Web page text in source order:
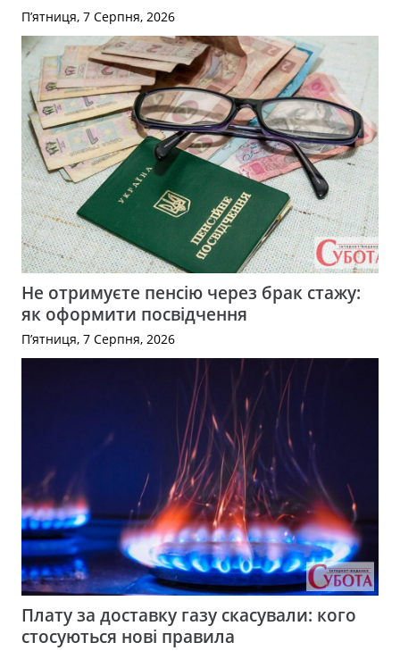
П’ятниця, 7 Серпня, 2026
Не отримуєте пенсію через брак стажу:
як оформити посвідчення
П’ятниця, 7 Серпня, 2026
Плату за доставку газу скасували: кого
стосуються нові правила